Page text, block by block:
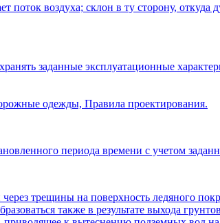
поток воздуха; склон в ту сторону,
заданные эксплуатационные
одежды, Правила проектирования.
периода времени с учетом
трещины на поверхность ледяного
также в результате выхода